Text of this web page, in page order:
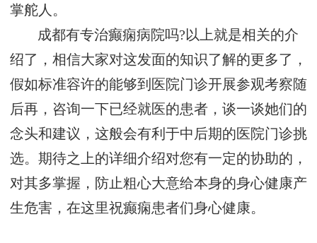
掌舵人。
成都有专治癫痫病院吗?以上就是相关的介
绍了，相信大家对这发面的知识了解的更多了，
假如标准容许的能够到医院门诊开展参观考察随
后再，咨询一下已经就医的患者，谈一谈她们的
念头和建议，这般会有利于中后期的医院门诊挑
选。期待之上的详细介绍对您有一定的协助的，
对其多掌握，防止粗心大意给本身的身心健康产
生危害，在这里祝癫痫患者们身心健康。